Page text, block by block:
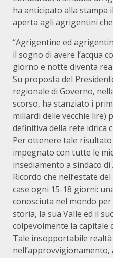
ha anticipato alla stampa
aperta agli agrigentini
“Agrigentine ed
il sogno di avere l’acqua
giorno e notte diventa
Su proposta del
regionale di Governo,
scorso, ha stanziato i
miliardi delle vecchie lire)
definitiva della rete idrica
Per ottenere tale
impegnato con tutte le
insediamento a sindaco
Ricordo che nell’estate
case ogni 15-18 giorni:
conosciuta nel mondo
storia, la sua Valle ed il
colpevolmente la capitale
Tale insopportabile